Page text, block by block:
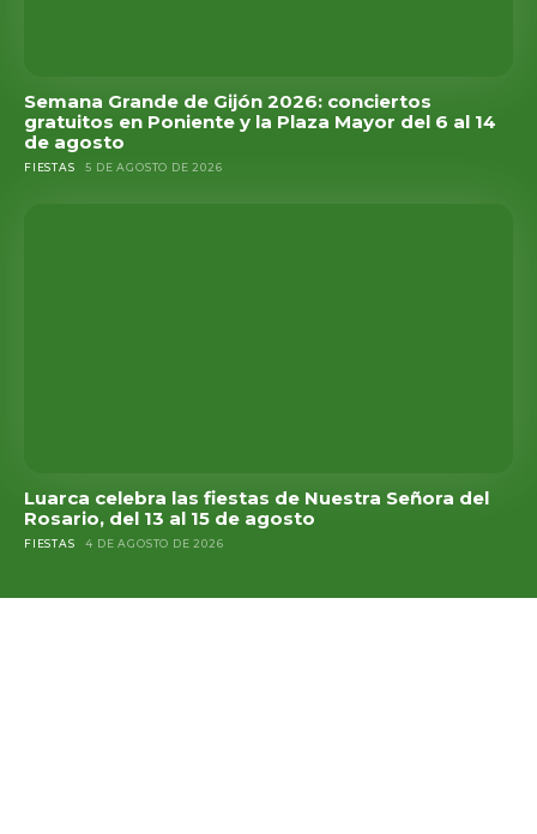
Semana Grande de Gijón 2026: conciertos
gratuitos en Poniente y la Plaza Mayor del 6 al 14
de agosto
FIESTAS 5 DE AGOSTO DE 2026
Luarca celebra las fiestas de Nuestra Señora del
Rosario, del 13 al 15 de agosto
FIESTAS 4 DE AGOSTO DE 2026